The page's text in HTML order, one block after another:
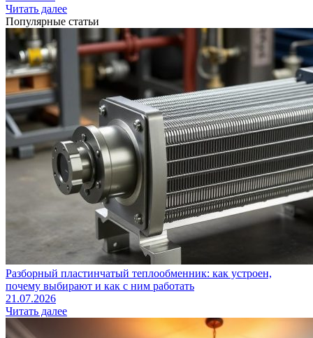
Читать далее
Популярные статьи
Разборный пластинчатый теплообменник: как устроен,
почему выбирают и как с ним работать
21.07.2026
Читать далее